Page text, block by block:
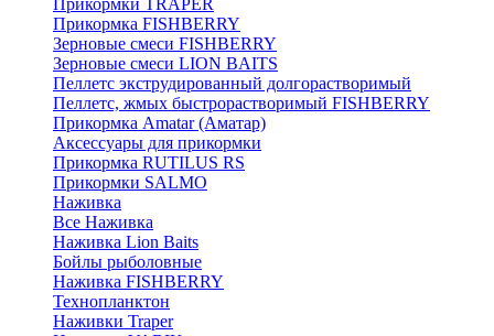
Прикормки TRAPER
Прикормка FISHBERRY
Зерновые смеси FISHBERRY
Зерновые смеси LION BAITS
Пеллетс экструдированный долгорастворимый
Пеллетс, жмых быстрорастворимый FISHBERRY
Прикормка Amatar (Аматар)
Аксессуары для прикормки
Прикормка RUTILUS RS
Прикормки SALMO
Наживка
Все Наживка
Наживка Lion Baits
Бойлы рыболовные
Наживка FISHBERRY
Технопланктон
Наживки Traper